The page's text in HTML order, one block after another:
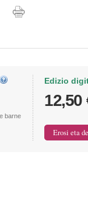
barne
Edizio
12,50